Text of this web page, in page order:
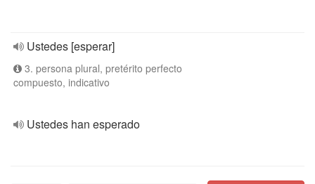
Ustedes [esperar]
3. persona plural, pretérito perfecto
compuesto, indicativo
Ustedes han esperado